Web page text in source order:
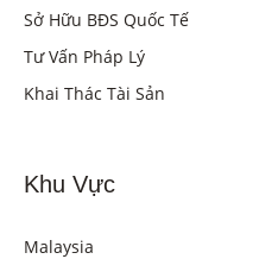
Sở Hữu BĐS Quốc Tế
Tư Vấn Pháp Lý
Khai Thác Tài Sản
Khu Vực
Malaysia